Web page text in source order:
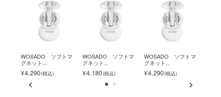
ビューティジャーナルから探す
ご利用ガイド
WOSADO ソフトマ
グネット...
4,290
WOSADO ソフトマ
グネット...
4,180
WOSADO ソフトマ
グネット...
4,290